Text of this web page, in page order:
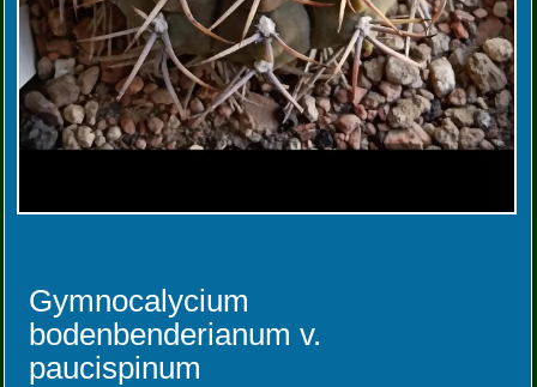
Gymnocalycium
bodenbenderianum v.
paucispinum